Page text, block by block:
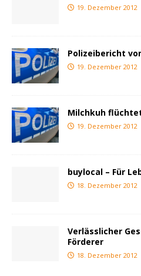
19. Dezember 2012
Polizeibericht
19. Dezember 2012
Milchkuh
19. Dezember 2012
buylocal – Für
18. Dezember 2012
Verlässlicher
Förderer
18. Dezember 2012